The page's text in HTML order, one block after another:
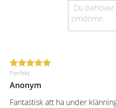
Perfekt
Anonym
Fantastisk att ha under